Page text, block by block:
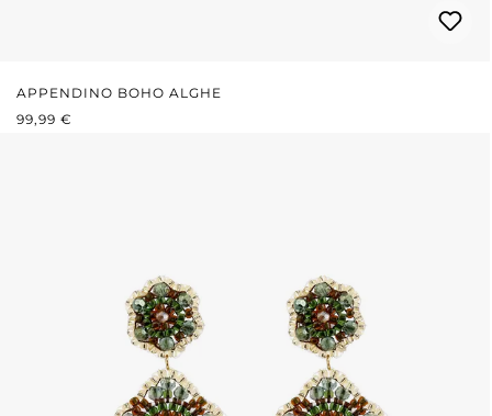
APPENDINO BOHO ALGHE
PREZZO NORMALE:
99,99 €